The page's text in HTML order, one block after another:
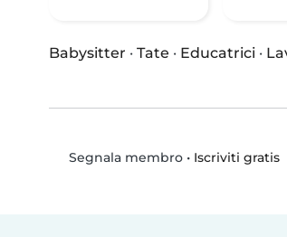
Babysitter · Tate · Educatrici ·
Segnala membro• Iscriviti gratis